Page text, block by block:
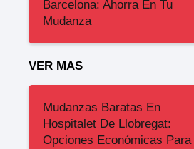
Barcelona: Ahorra En Tu
Mudanza
VER MAS
Mudanzas Baratas En
Hospitalet De Llobregat:
Opciones Económicas Para